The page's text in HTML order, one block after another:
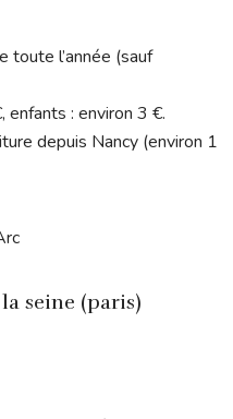
toute l’année (sauf
enfants : environ 3 €.
depuis Nancy (environ 1
seine (paris)